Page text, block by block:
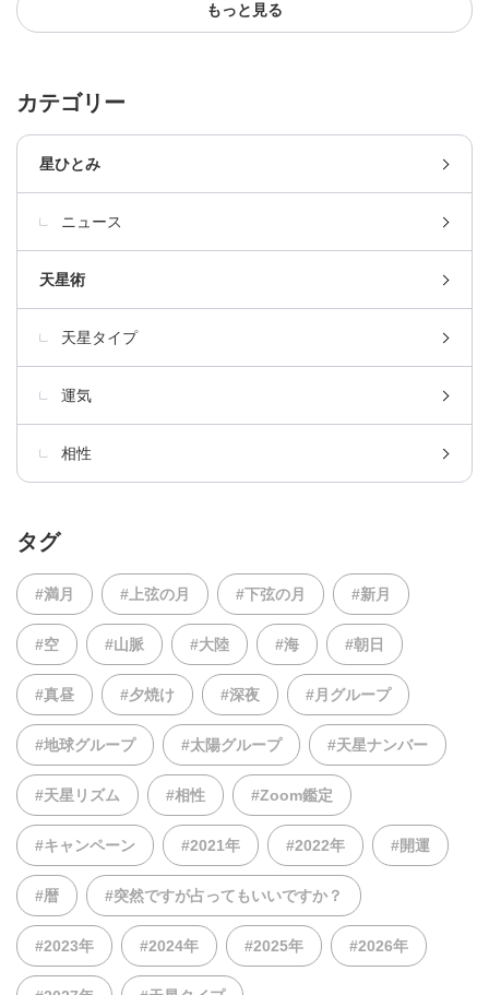
もっと見る
カテゴリー
星ひとみ
ニュース
天星術
天星タイプ
運気
相性
タグ
#満月 #上弦の月 #下弦の月 #新月
#空 #山脈 #大陸 #海 #朝日
#真昼 #夕焼け #深夜 #月グループ
#地球グループ #太陽グループ #天星ナンバー
#天星リズム #相性 #Zoom鑑定
#キャンペーン #2021年 #2022年 #開運
#暦 #突然ですが占ってもいいですか？
#2023年 #2024年 #2025年 #2026年